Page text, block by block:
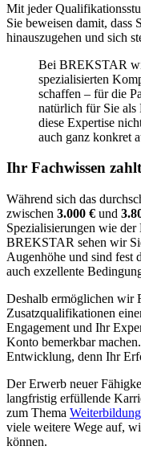
Mit jeder
Sie beweisen damit, dass
hinauszugehen und sich
Bei BREKSTAR
spezialisierten
schaffen – für die
natürlich für Sie
diese Expertise
auch ganz konkret
Ihr Fachwissen
Während sich das
zwischen 3.000 € und
Spezialisierungen wie
BREKSTAR sehen wir
Augenhöhe und sind fest
auch exzellente
Deshalb ermöglichen wir
Zusatzqualifikationen
Engagement und Ihr
Konto bemerkbar
Entwicklung, denn Ihr
Der Erwerb neuer
langfristig erfüllende
zum Thema
viele weitere Wege auf,
können.